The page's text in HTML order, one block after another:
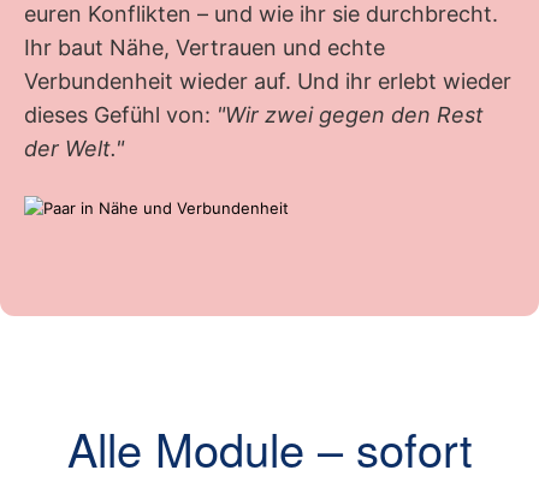
euren Konflikten – und wie ihr sie durchbrecht.
Ihr baut Nähe, Vertrauen und echte
Verbundenheit wieder auf. Und ihr erlebt wieder
dieses Gefühl von: "Wir zwei gegen den Rest
der Welt."
Alle Module – sofort